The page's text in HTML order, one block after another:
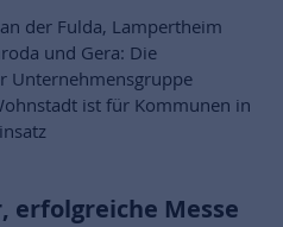
der Fulda, Lampertheim
und Gera: Die
Unternehmensgruppe
ist für Kommunen in
erfolgreiche Messe